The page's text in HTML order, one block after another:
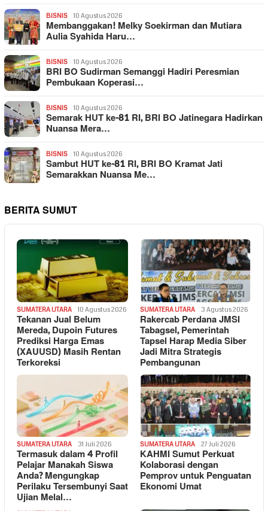
BISNIS 10 Agustus 2026
Membanggakan! Melky Soekirman dan Mutiara
Aulia Syahida Haru…
BISNIS 10 Agustus 2026
BRI BO Sudirman Semanggi Hadiri Peresmian
Pembukaan Koperasi…
BISNIS 10 Agustus 2026
Semarak HUT ke-81 RI, BRI BO Jatinegara Hadirkan
Nuansa Mera…
BISNIS 10 Agustus 2026
Sambut HUT ke-81 RI, BRI BO Kramat Jati
Semarakkan Nuansa Me…
BERITA SUMUT
SUMATERA UTARA 10 Agustus 2026
Tekanan Jual Belum
Mereda, Dupoin Futures
Prediksi Harga Emas
(XAUUSD) Masih Rentan
Terkoreksi
SUMATERA UTARA 3 Agustus 2026
Rakercab Perdana JMSI
Tabagsel, Pemerintah
Tapsel Harap Media Siber
Jadi Mitra Strategis
Pembangunan
SUMATERA UTARA 31 Juli 2026
Termasuk dalam 4 Profil
Pelajar Manakah Siswa
Anda? Mengungkap
Perilaku Tersembunyi Saat
Ujian Melal…
SUMATERA UTARA 27 Juli 2026
KAHMI Sumut Perkuat
Kolaborasi dengan
Pemprov untuk Penguatan
Ekonomi Umat